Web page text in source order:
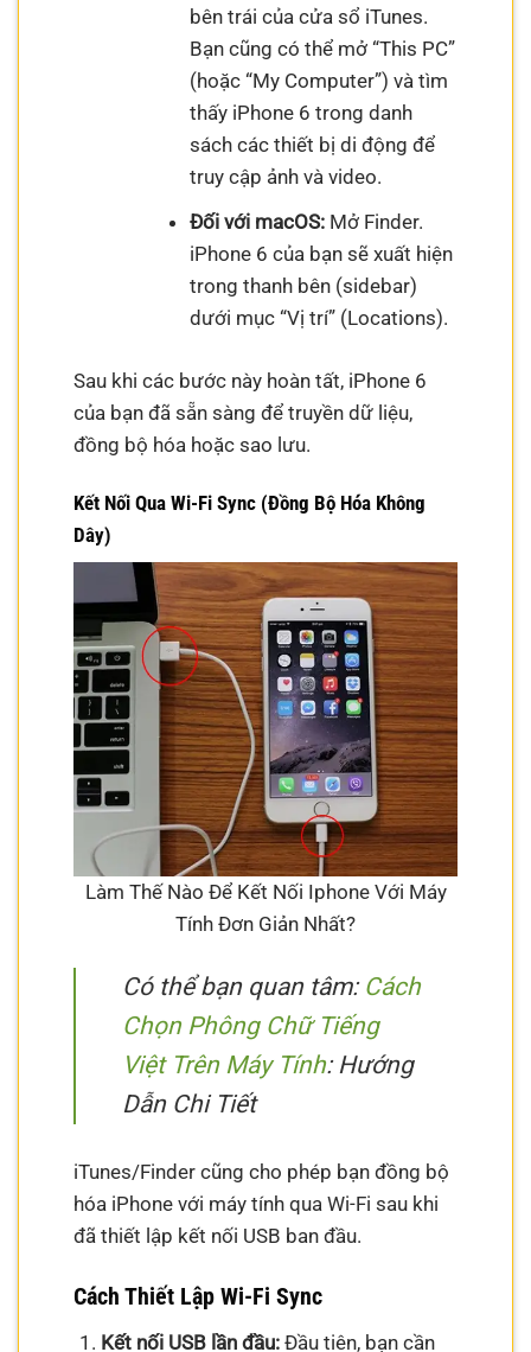
bên trái của cửa sổ iTunes.
Bạn cũng có thể mở “This PC”
(hoặc “My Computer”) và tìm
thấy iPhone 6 trong danh
sách các thiết bị di động để
truy cập ảnh và video.
Đối với macOS:Mở Finder.
iPhone 6 của bạn sẽ xuất hiện
trong thanh bên (sidebar)
dưới mục “Vị trí” (Locations).
Sau khi các bước này hoàn tất, iPhone 6
của bạn đã sẵn sàng để truyền dữ liệu,
đồng bộ hóa hoặc sao lưu.
Kết Nối Qua Wi-Fi Sync (Đồng Bộ Hóa Không
Dây)
Làm Thế Nào Để Kết Nối Iphone Với Máy
Tính Đơn Giản Nhất?
Có thể bạn quan tâm: Cách
Chọn Phông Chữ Tiếng
Việt Trên Máy Tính: Hướng
Dẫn Chi Tiết
iTunes/Finder cũng cho phép bạn đồng bộ
hóa iPhone với máy tính qua Wi-Fi sau khi
đã thiết lập kết nối USB ban đầu.
Cách Thiết Lập Wi-Fi Sync
Kết nối USB lần đầu:Đầu tiên, bạn cần